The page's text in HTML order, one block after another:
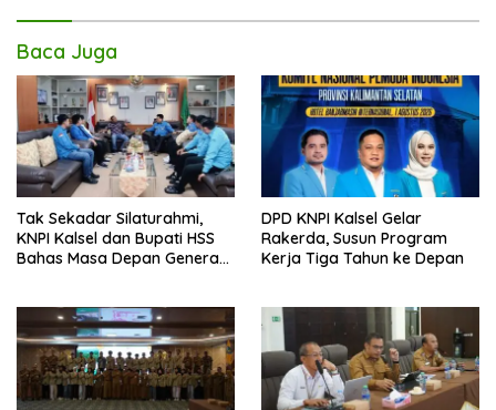
Baca Juga
Tak Sekadar Silaturahmi,
KNPI Kalsel dan Bupati HSS
Bahas Masa Depan Generasi
DPD KNPI Kalsel Gelar
Rakerda, Susun Program
Kerja Tiga Tahun ke Depan